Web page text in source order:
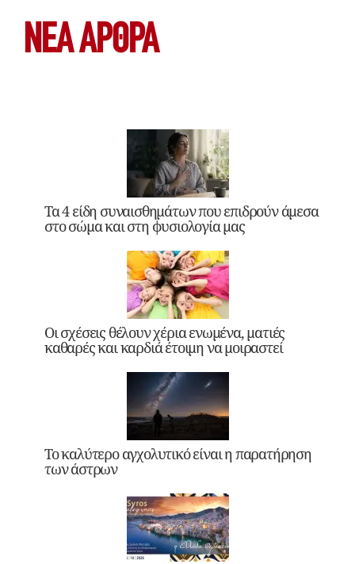
ΝΕΑ ΆΡΘΡΑ
Τα 4 είδη συναισθημάτων που επιδρούν άμεσα
στο σώμα και στη φυσιολογία μας
Οι σχέσεις θέλουν χέρια ενωμένα, ματιές
καθαρές και καρδιά έτοιμη να μοιραστεί
Το καλύτερο αγχολυτικό είναι η παρατήρηση
των άστρων